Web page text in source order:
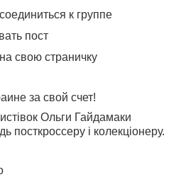
к группе
пост
свою страничку
за свой счет!
Ольги Гайдамаки
посткроссеру і колекціонеру.